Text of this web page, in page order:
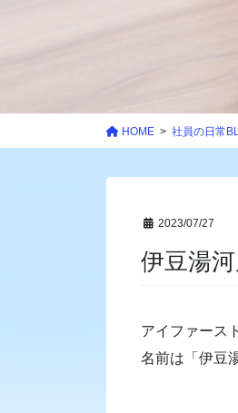
HOME 社員の日常
2023/07/27
伊豆湯
アイファース
名前は「伊豆